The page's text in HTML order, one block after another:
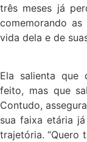
três meses já
comemorando
vida dela e de
Ela salienta que
feito, mas que
Contudo,
sua faixa etária
trajetória. “Quero